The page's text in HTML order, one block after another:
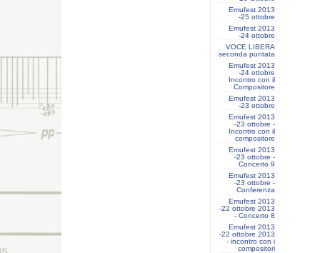
Emufest 2013
-25 ottobre
Emufest 2013
-24 ottobre
VOCE LIBERA
seconda puntata
Emufest 2013
-24 ottobre
Incontro con il
Compositore
Emufest 2013
-23 ottobre
Emufest 2013
-23 ottobre -
Incontro con il
compositore
Emufest 2013
-23 ottobre -
Concerto 9
Emufest 2013
-23 ottobre -
Conferenza
Emufest 2013
-22 ottobre 2013
- Concerto 8
Emufest 2013
-22 ottobre 2013
- incontro con i
compositori